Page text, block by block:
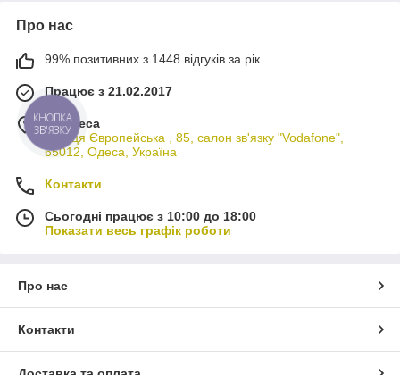
Про нас
99% позитивних з 1448 відгуків за рік
Працює з 21.02.2017
м. Одеса
вулиця Європейська , 85, салон зв'язку "Vodafone",
65012, Одеса, Україна
Контакти
Сьогодні працює з 10:00 до 18:00
Показати весь графік роботи
Про нас
Контакти
КНОПКА
ЗВ'ЯЗКУ